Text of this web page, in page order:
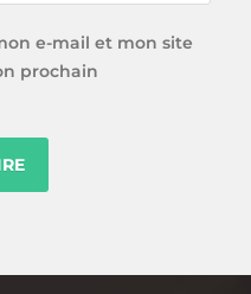
e-mail et mon site
prochain